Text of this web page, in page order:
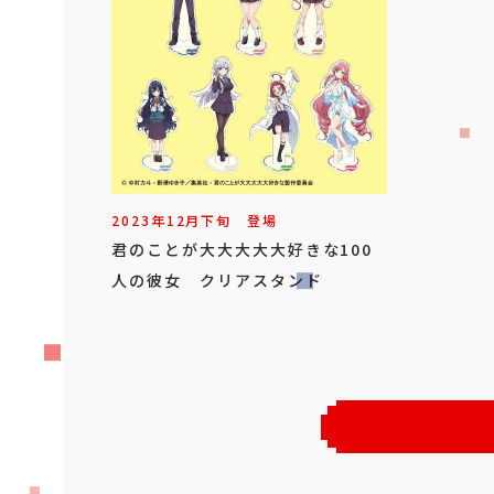
2023年12月下旬 登場
君のことが大大大大大好きな100
人の彼女 クリアスタンド